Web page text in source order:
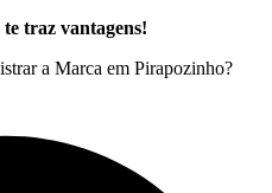
traz vantagens!
a Marca em Pirapozinho?